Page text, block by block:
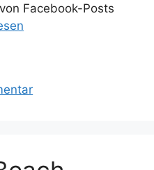
Facebook-Posts